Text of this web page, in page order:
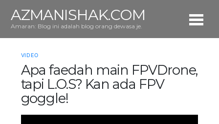
AZMANISHAK.COM
Amaran: Blog ini adalah blog orang dewasa je.
VIDEO
Apa faedah main FPVDrone,
tapi L.O.S? Kan ada FPV
goggle!